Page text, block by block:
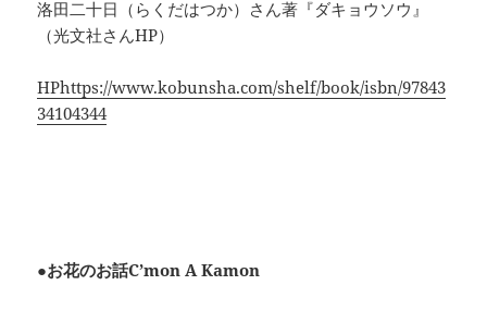
洛田二十日（らくだはつか）さん著 『ダキョウソウ』
（光文社さんHP）
HPhttps://www.kobunsha.com/shelf/book/isbn/97843
34104344
●お花のお話C’mon A Kamon